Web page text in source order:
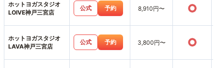
ホットヨガスタジオ
LOIVE神戸三宮店
公式 予約 8,910円〜 ○
ホットヨガスタジオ
LAVA神戸三宮店
公式 予約 3,800円〜 ○